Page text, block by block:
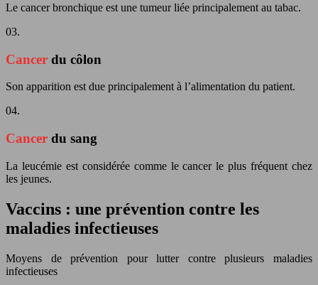
Le cancer bronchique est une tumeur liée principalement au tabac.
03.
Cancer du côlon
Son apparition est due principalement à l’alimentation du patient.
04.
Cancer du sang
La leucémie est considérée comme le cancer le plus fréquent chez
les jeunes.
Vaccins : une prévention contre les
maladies infectieuses
Moyens de prévention pour lutter contre plusieurs maladies
infectieuses